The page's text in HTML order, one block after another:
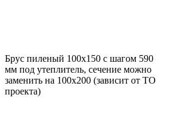
Брус пиленый 100х150 с шагом 590
мм под утеплитель, сечение можно
заменить на 100х200 (зависит от ТО
проекта)